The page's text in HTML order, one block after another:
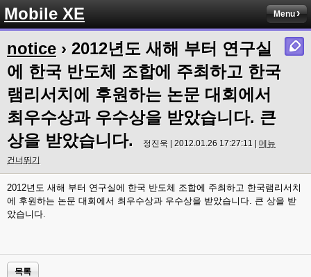
Mobile XE Menu
notice › 2012년도 새해 부터 연구실
에 한국 반도체 조합에 주최하고 한국
램리서치에 후원하는 논문 대회에서
최우수상과 우수상을 받았습니다. 큰
상을 받았습니다.
정진욱 | 2012.01.26 17:27:11 | 메뉴
건너뛰기
2012년도 새해 부터 연구실에 한국 반도체 조합에 주최하고 한국램리서치
에 후원하는 논문 대회에서 최우수상과 우수상을 받았습니다. 큰 상을 받
았습니다.
목록